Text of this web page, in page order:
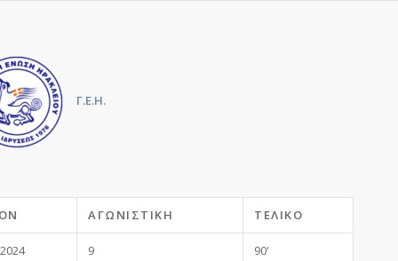
Γ.Ε.Η.
ΑΓΩΝΙΣΤΙΚΉ ΤΕΛΙΚΌ
9 90'